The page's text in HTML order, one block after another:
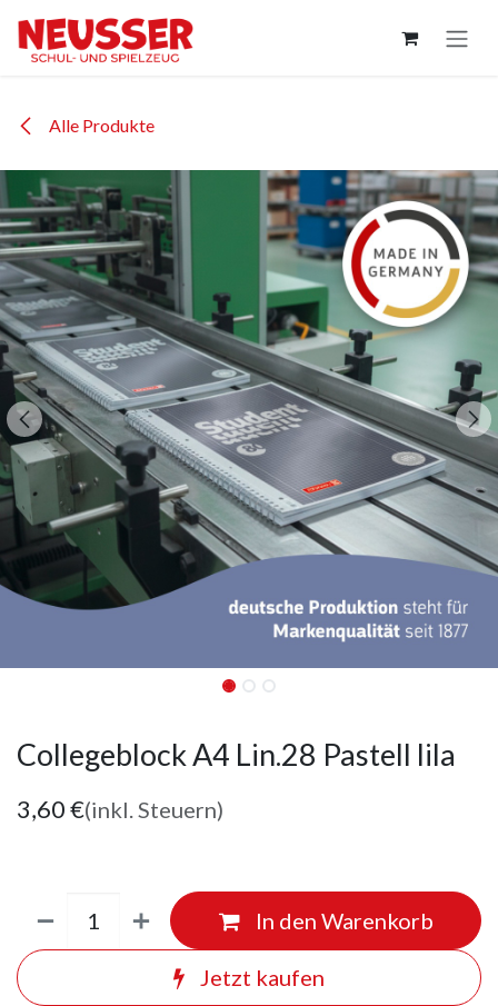
Alle Produkte
Collegeblock A4 Lin.28 Pastell lila
3,60€(inkl. Steuern)
In den Warenkorb
Jetzt kaufen